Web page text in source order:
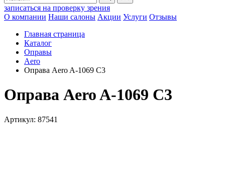
записаться на проверку зрения
О компании Наши салоны Акции Услуги Отзывы
Главная страница
Каталог
Оправы
Aero
Оправа Aero A-1069 C3
Оправа Aero A-1069 C3
Артикул: 87541